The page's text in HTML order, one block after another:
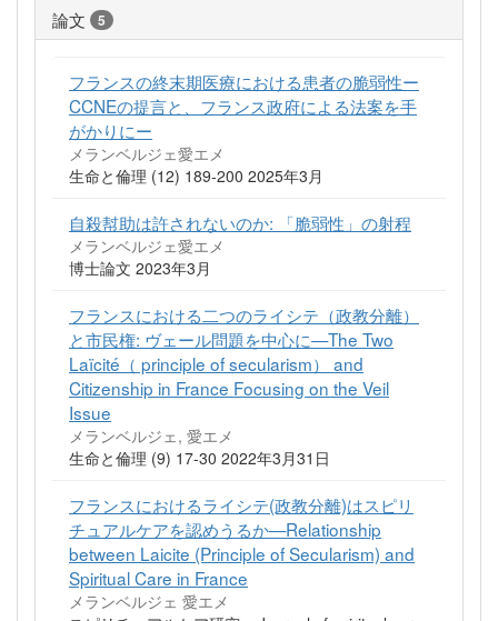
論文 5
フランスの終末期医療における患者の脆弱性ー
CCNEの提言と、フランス政府による法案を手
がかりにー
メランベルジェ愛エメ
生命と倫理 (12) 189-200 2025年3月
自殺幇助は許されないのか: 「脆弱性」の射程
メランベルジェ愛エメ
博士論文 2023年3月
フランスにおける二つのライシテ（政教分離）
と市民権: ヴェール問題を中心に—The Two
Laïcité（ principle of secularism） and
Citizenship in France Focusing on the Veil
Issue
メランベルジェ, 愛エメ
生命と倫理 (9) 17-30 2022年3月31日
フランスにおけるライシテ(政教分離)はスピリ
チュアルケアを認めうるか—Relationship
between Laicite (Principle of Secularism) and
Spiritual Care in France
メランベルジェ 愛エメ